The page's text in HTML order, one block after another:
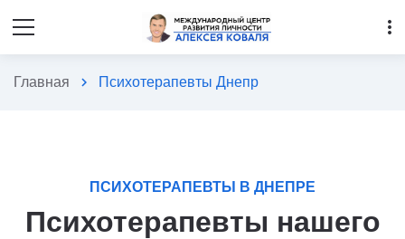
more_vert
Главная chevron_right Психотерапевты Днепр
ПСИХОТЕРАПЕВТЫ В ДНЕПРЕ
Психотерапевты нашего